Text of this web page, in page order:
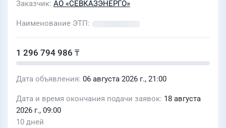
Заказчик АО «СЕВКАЗЭНЕРГО»
Наименование ЭТП
1 296 794 986 ₸
Дата объявления 06 августа 2026 г., 21:00
Дата и время окончания подачи заявок 18 августа
2026 г., 09:00
10 дней